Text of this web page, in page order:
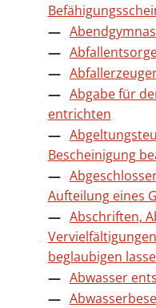
Abgabe für
entrichten
Bescheinigung
Aufteilung eines
Abschriften,
beglaubigen
Abwasser